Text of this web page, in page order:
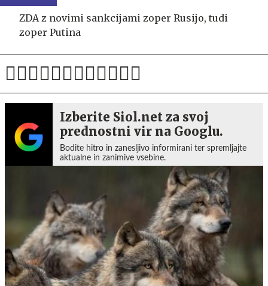
ZDA z novimi sankcijami zoper Rusijo, tudi
zoper Putina
Izberite Siol.net za svoj
prednostni vir na Googlu.
Bodite hitro in zanesljivo informirani ter spremljajte
aktualne in zanimive vsebine.